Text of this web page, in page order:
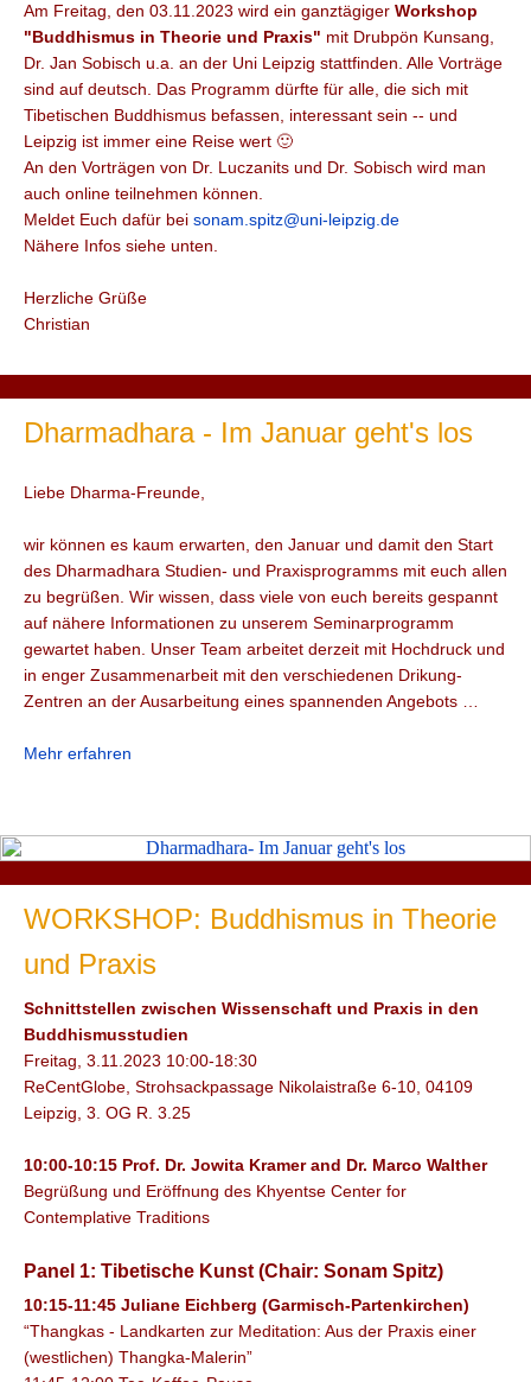
Am Freitag, den 03.11.2023 wird ein ganztägiger Workshop
"Buddhismus in Theorie und Praxis" mit Drubpön Kunsang,
Dr. Jan Sobisch u.a. an der Uni Leipzig stattfinden. Alle Vorträge
sind auf deutsch. Das Programm dürfte für alle, die sich mit
Tibetischen Buddhismus befassen, interessant sein -- und
Leipzig ist immer eine Reise wert 🙂
An den Vorträgen von Dr. Luczanits und Dr. Sobisch wird man
auch online teilnehmen können.
Meldet Euch dafür bei sonam.spitz@uni-leipzig.de
Nähere Infos siehe unten.
Herzliche Grüße
Christian
Dharmadhara - Im Januar geht's los
Liebe Dharma-Freunde,
wir können es kaum erwarten, den Januar und damit den Start
des Dharmadhara Studien- und Praxisprogramms mit euch allen
zu begrüßen. Wir wissen, dass viele von euch bereits gespannt
auf nähere Informationen zu unserem Seminarprogramm
gewartet haben. Unser Team arbeitet derzeit mit Hochdruck und
in enger Zusammenarbeit mit den verschiedenen Drikung-
Zentren an der Ausarbeitung eines spannenden Angebots …
Mehr erfahren
WORKSHOP: Buddhismus in Theorie
und Praxis
Schnittstellen zwischen Wissenschaft und Praxis in den
Buddhismusstudien
Freitag, 3.11.2023 10:00-18:30
ReCentGlobe, Strohsackpassage Nikolaistraße 6-10, 04109
Leipzig, 3. OG R. 3.25
10:00-10:15 Prof. Dr. Jowita Kramer and Dr. Marco Walther
Begrüßung und Eröffnung des Khyentse Center for
Contemplative Traditions
Panel 1: Tibetische Kunst (Chair: Sonam Spitz)
10:15-11:45 Juliane Eichberg (Garmisch-Partenkirchen)
“Thangkas - Landkarten zur Meditation: Aus der Praxis einer
(westlichen) Thangka-Malerin”